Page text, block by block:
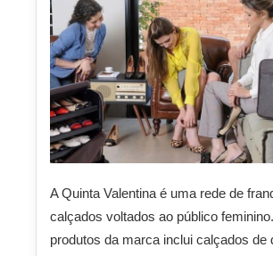
A Quinta Valentina é uma rede de
calçados voltados ao público
produtos da marca inclui calçados de